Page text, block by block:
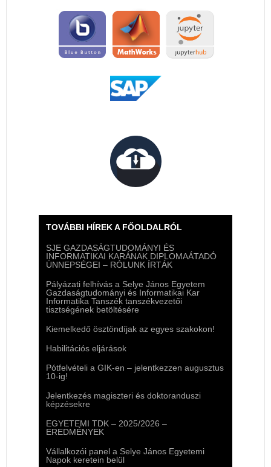
TOVÁBBI HÍREK A FŐOLDALRÓL
SJE GAZDASÁGTUDOMÁNYI ÉS
INFORMATIKAI KARÁNAK DIPLOMAÁTADÓ
ÜNNEPSÉGEI – RÓLUNK ÍRTÁK
Pályázati felhívás a Selye János Egyetem
Gazdaságtudományi és Informatikai Kar
Informatika Tanszék tanszékvezetői
tisztségének betöltésére
Kiemelkedő ösztöndíjak az egyes szakokon!
Habilitációs eljárások
Pótfelvételi a GIK-en – jelentkezzen augusztus
10-ig!
Jelentkezés magiszteri és doktoranduszi
képzésekre
EGYETEMI TDK – 2025/2026 –
EREDMÉNYEK
Vállalkozói panel a Selye János Egyetemi
Napok keretein belül